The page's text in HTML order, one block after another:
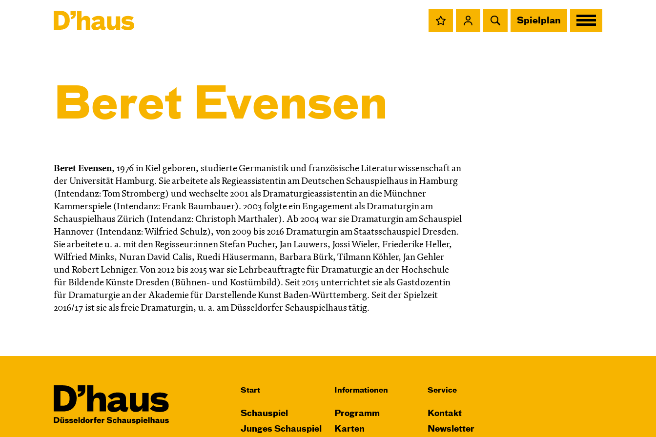
Spielplan
Beret Evensen
Beret Evensen, 1976 in Kiel geboren, studierte Germanistik und französische Literaturwissenschaft an
der Universität Hamburg. Sie arbeitete als Regieassistentin am Deutschen Schauspielhaus in Hamburg
(Intendanz: Tom Stromberg) und wechselte 2001 als Dramaturgieassistentin an die Münchner
Kammerspiele (Intendanz: Frank Baumbauer). 2003 folgte ein Engagement als Dramaturgin am
Schauspielhaus Zürich (Intendanz: Christoph Marthaler). Ab 2004 war sie Dramaturgin am Schauspiel
Hannover (Intendanz: Wilfried Schulz), von 2009 bis 2016 Dramaturgin am Staatsschauspiel Dresden.
Sie arbeitete u. a. mit den Regisseur:innen Stefan Pucher, Jan Lauwers, Jossi Wieler, Friederike Heller,
Wilfried Minks, Nuran David Calis, Ruedi Häusermann, Barbara Bürk, Tilmann Köhler, Jan Gehler
und Robert Lehniger. Von 2012 bis 2015 war sie Lehrbeauftragte für Dramaturgie an der Hochschule
für Bildende Künste Dresden (Bühnen- und Kostümbild). Seit 2015 unterrichtet sie als Gastdozentin
für Dramaturgie an der Akademie für Darstellende Kunst Baden-Württemberg. Seit der Spielzeit
2016/17 ist sie als freie Dramaturgin, u. a. am Düsseldorfer Schauspielhaus tätig.
Start
Schauspiel
Junges Schauspiel
Informationen
Programm
Karten
Service
Kontakt
Newsletter